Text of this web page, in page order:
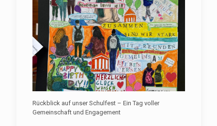
Rückblick auf unser Schulfest – Ein Tag voller
Gemeinschaft und Engagement